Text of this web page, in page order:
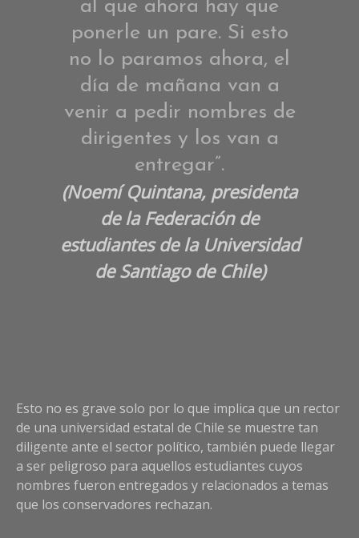
al que ahora hay que
ponerle un pare. Si esto
no lo paramos ahora, el
día de mañana van a
venir a pedir nombres de
dirigentes y los van a
entregar”.
(Noemí Quintana, presidenta
de la Federación de
estudiantes de la Universidad
de Santiago de Chile)
Esto no es grave solo por lo que implica que un rector
de una universidad estatal de Chile se muestre tan
diligente ante el sector político, también puede llegar
a ser peligroso para aquellos estudiantes cuyos
nombres fueron entregados y relacionados a temas
que los conservadores rechazan.